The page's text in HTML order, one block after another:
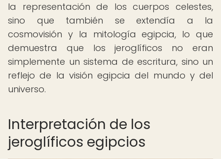
la representación de los cuerpos celestes,
sino que también se extendía a la
cosmovisión y la mitología egipcia, lo que
demuestra que los jeroglíficos no eran
simplemente un sistema de escritura, sino un
reflejo de la visión egipcia del mundo y del
universo.
Interpretación de los
jeroglíficos egipcios